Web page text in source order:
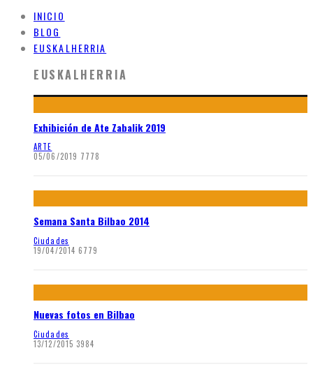
INICIO
BLOG
EUSKALHERRIA
EUSKALHERRIA
Exhibición de Ate Zabalik 2019
ARTE
05/06/2019 7778
Semana Santa Bilbao 2014
Ciudades
19/04/2014 6779
Nuevas fotos en Bilbao
Ciudades
13/12/2015 3984